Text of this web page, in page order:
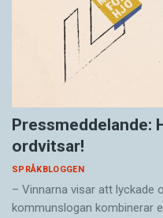
Pressmeddelande:
ordvitsar!
SPRÅKBLOGGEN
– Vinnarna visar att lyckade
kommunslogan kombinerar